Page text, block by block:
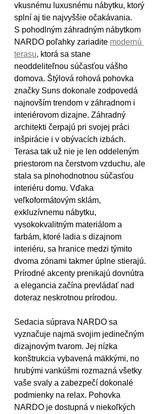
vkusnému luxusnému nábytku, ktorý
splní aj tie najvyššie očakávania.
S pohodlným záhradným nábytkom
NARDO poľahky zariadite modernú
terasu, ktorá sa stane
neoddeliteľnou súčasťou vášho
domova. Štýlová rohová pohovka
značky Suns dokonale zodpovedá
najnovším trendom v záhradnom i
interiérovom dizajne. Záhradný
architekti čerpajú pri svojej práci
inšpirácie i v obývacích izbách.
Terasa tak už nie je len oddeleným
priestorom na čerstvom vzduchu, ale
stala sa plnohodnotnou súčasťou
interiéru domu. Vďaka
veľkoformátovým sklám,
exkluzívnemu nábytku,
vysokokvalitným materiálom a
farbám, ktoré ladia s dizajnom
interiéru, sa hranice medzi týmito
dvoma zónami takmer úplne stierajú.
Prírodné akcenty prenikajú dovnútra
a elegancia začína prevládať nad
doteraz neskrotnou prírodou.
Sedacia súprava NARDO sa
vyznačuje najmä svojim jedinečným
dizajnovým tvarom. Jej nízka
konštrukcia vybavená mäkkými, no
hrubými vankúšmi rozmazná všetky
vaše svaly a zabezpečí dokonalé
podmienky na relax. Pohovka
NARDO je dostupná v niekoľkých